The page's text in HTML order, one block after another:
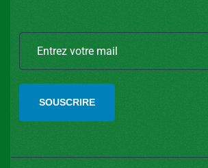
SOUSCRIRE